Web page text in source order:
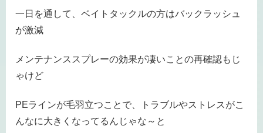
一日を通して、ベイトタックルの方はバックラッシュ
が激減
メンテナンススプレーの効果が凄いことの再確認もじ
ゃけど
PEラインが毛羽立つことで、トラブルやストレスがこ
んなに大きくなってるんじゃな～と